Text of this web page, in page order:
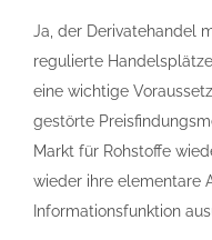
Ja, der Derivatehandel
regulierte
eine wichtige
gestörte
Markt für Rohstoffe
wieder ihre elementare
Informationsfunktion